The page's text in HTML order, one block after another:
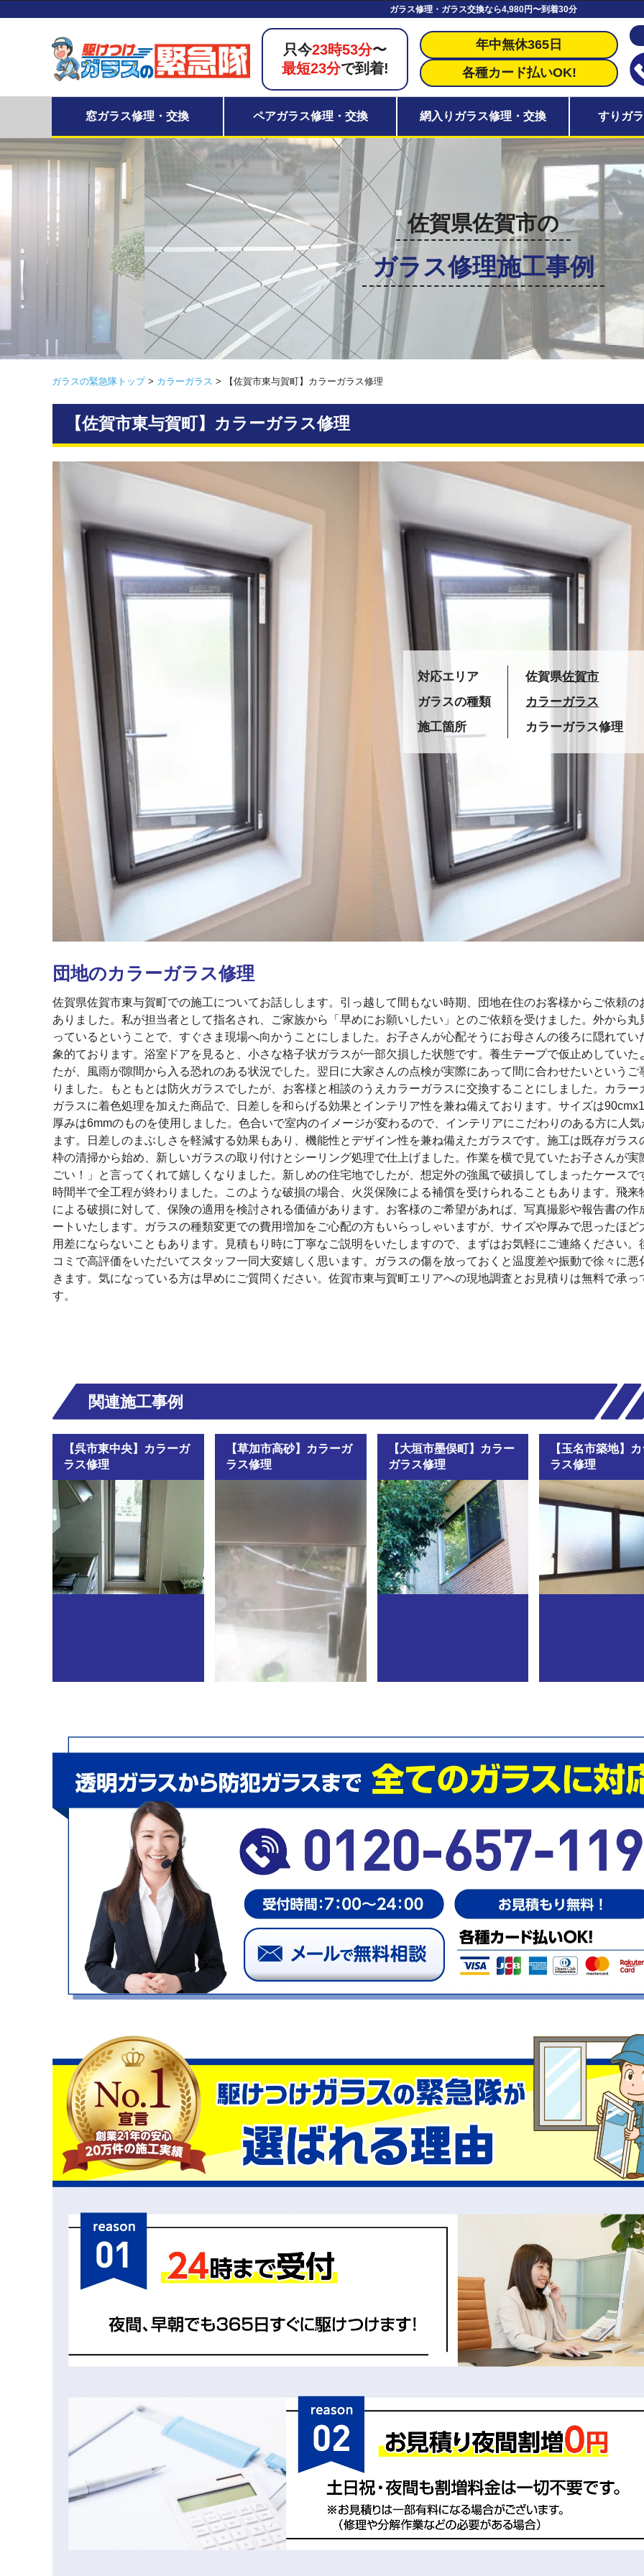
ガラス修理・ガラス交換なら4,980円〜到着30分
只今23時53分〜
最短23分で到着!
年中無休365日
各種カード払いOK!
窓ガラス修理・交換 ペアガラス修理・交換 網入りガラス修理・交換 すりガ
佐賀県佐賀市の
ガラス修理施工事例
ガラスの緊急隊トップ> カラーガラス > 【佐賀市東与賀町】カラーガラス修理
【佐賀市東与賀町】カラーガラス修理
対応エリア 佐賀県佐賀市
ガラスの種類
カラーガラス
施工箇所
カラーガラス修理
団地のカラーガラス修理
佐賀県佐賀市東与賀町での施工についてお話しします。引っ越して間もない時期、団地在住のお客様からご依頼の
ありました。私が担当者として指名され、ご家族から「早めにお願いしたい」とのご依頼を受けました。外から丸
っているということで、すぐさま現場へ向かうことにしました。お子さんが心配そうにお母さんの後ろに隠れてい
象的ております。浴室ドアを見ると、小さな格子状ガラスが一部欠損した状態です。養生テープで仮止めしていた
たが、風雨が隙間から入る恐れのある状況でした。翌日に大家さんの点検が実際にあって間に合わせたいというご
りました。もともとは防火ガラスでしたが、お客様と相談のうえカラーガラスに交換することにしました。カラー
ガラスに着色処理を加えた商品で、日差しを和らげる効果とインテリア性を兼ね備えております。サイズは
厚みは6mmのものを使用しました。色合いで室内のイメージが変わるので、インテリアにこだわりのある方に人
ます。日差しのまぶしさを軽減する効果もあり、機能性とデザイン性を兼ね備えたガラスです。施工は既存ガラス
枠の清掃から始め、新しいガラスの取り付けとシーリング処理で仕上げました。作業を横で見ていたお子さんが実
ごい！」と言ってくれて嬉しくなりました。新しめの住宅地でしたが、想定外の強風で破損してしまったケースで
時間半で全工程が終わりました。このような破損の場合、火災保険による補償を受けられることもあります。飛来
による破損に対して、保険の適用を検討される価値があります。お客様のご希望があれば、写真撮影や報告書の作
ートいたします。ガラスの種類変更での費用増加をご心配の方もいらっしゃいますが、サイズや厚みで思ったほど
用差にならないこともあります。見積もり時に丁寧なご説明をいたしますので、まずはお気軽にご連絡ください。
コミで高評価をいただいてスタッフ一同大変嬉しく思います。ガラスの傷を放っておくと温度差や振動で徐々に悪
きます。気になっている方は早めにご質問ください。佐賀市東与賀町エリアへの現地調査とお見積りは無料で承っ
す。
関連施工事例
【呉市東中央】カラーガ
ラス修理
【草加市高砂】カラーガ
ラス修理
【大垣市墨俣町】カラー
ガラス修理
【玉名市築地】
ラス修理